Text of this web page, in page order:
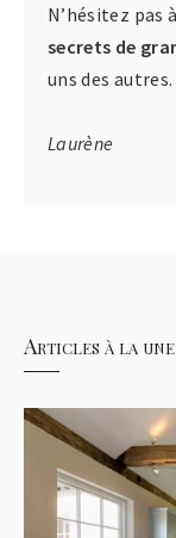
N’hésitez pas
secrets de
uns des
Laurène
Articles à la une